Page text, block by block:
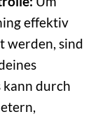
effektiv
werden, sind
kann durch